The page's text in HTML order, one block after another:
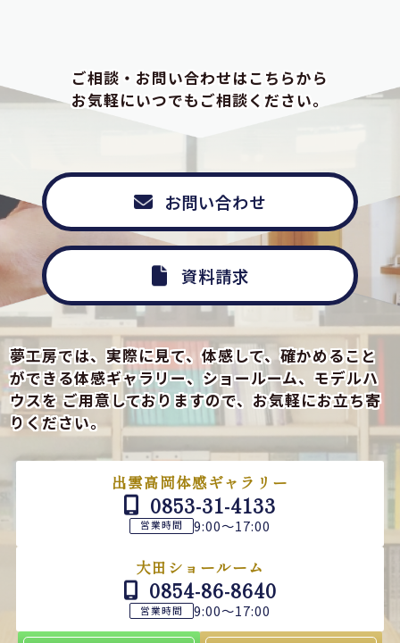
ご相談・お問い合わせはこちらから
お気軽にいつでもご相談ください。
お問い合わせ
資料請求
夢工房では、実際に見て、体感して、確かめること
ができる体感ギャラリー、ショールーム、モデルハ
ウスをご用意しておりますので、お気軽にお立ち寄
りください。
出雲高岡体感ギャラリー
0853-31-4133
営業時間 9:00～17:00
大田ショールーム
0854-86-8640
営業時間 9:00～17:00